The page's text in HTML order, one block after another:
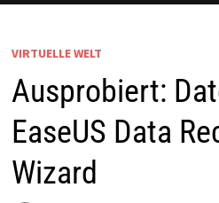
VIRTUELLE WELT
Ausprobiert:
EaseUS Data
Wizard